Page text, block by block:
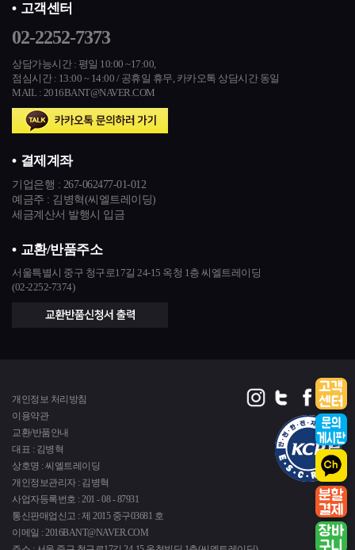
고객센터
02-2252-7373
상담가능시간 : 평일 10:00 ~17:00,
점심시간 : 13:00 ~ 14:00 / 공휴일 휴무, 카카오톡 상담시간 동일
MAIL : 2016BANT@NAVER.COM
결제계좌
기업은행 : 267-062477-01-012
예금주 : 김병혁(씨엘트레이딩)
세금계산서 발행시 입금
교환/반품주소
서울특별시 중구 청구로17길 24-15 옥청 1층 씨엘트레이딩
(02-2252-7374)
개인정보 처리방침
이용약관
교환/반품안내
대표 : 김병혁
상호명 : 씨엘트레이딩
개인정보관리자 : 김병혁
사업자등록번호 : 201 - 08 - 87931
통신판매업신고 : 제 2015 중구03681 호
이메일 : 2016BANT@NAVER.COM